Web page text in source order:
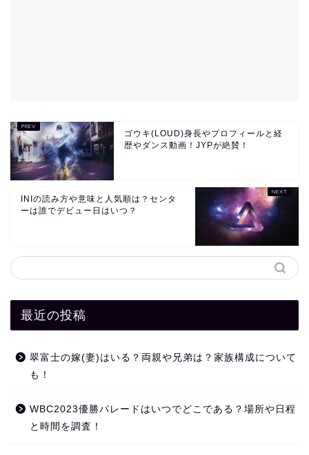
ゴウキ(LOUD)身長やプロフィールと経
歴やダンス動画！JYPが絶賛！
INIの読み方や意味と人気順は？センタ
ーは誰でデビュー日はいつ？
最近の投稿
翠富士の嫁(妻)はいる？両親や兄弟は？家族構成について
も！
WBC2023優勝パレードはいつでどこである？場所や日程
と時間を調査！